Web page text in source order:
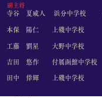
​副主将
​寺谷 夏威人 ​ 浜分中学校
本保 陽仁 上磯中学校
​工藤 劉星 大野中学校
吉田 悠作 付属函館中学校
田中 倖輝 上磯中学校